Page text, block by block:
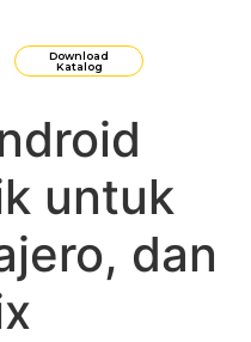
Download
Katalog
untuk
dan